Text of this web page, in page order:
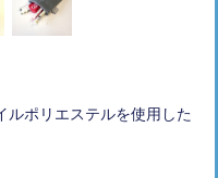
ルポリエステルを使用した